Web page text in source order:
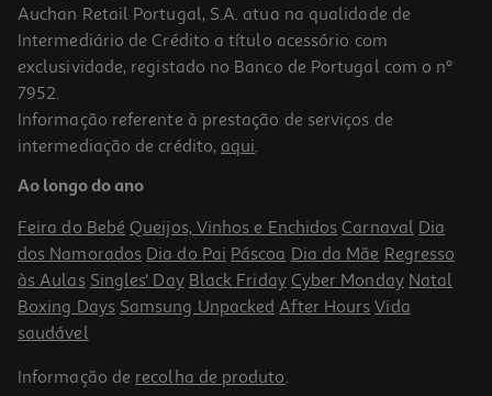
Ferraduras Auchan De Canela 250gr
8.76 €/Kg
2,19 €
Auchan Retail Portugal, S.A. atua na qualidade de
Intermediário de Crédito a título acessório com
exclusividade, registado no Banco de Portugal com o nº
7952.
Informação referente à prestação de serviços de
intermediação de crédito, aqui.
Ao longo do ano
Feira do Bebé Queijos, Vinhos e Enchidos Carnaval Dia
dos Namorados Dia do Pai Páscoa Dia da Mãe Regresso
às Aulas Singles' Day Black Friday Cyber Monday Natal
Boxing Days Samsung Unpacked After Hours Vida
saudável
Informação de recolha de produto.